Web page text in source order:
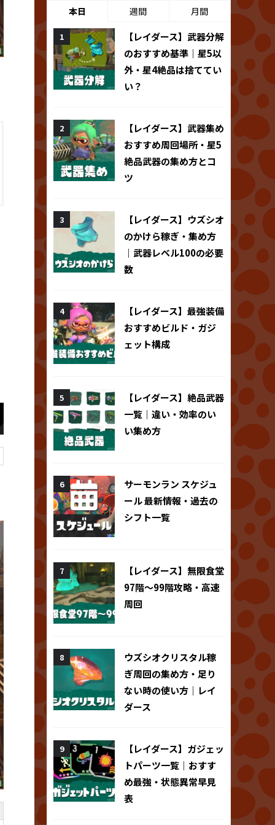
本日 週間 月間
【レイダース】武器分解
のおすすめ基準｜星5以
外・星4絶品は捨ててい
い？
【レイダース】武器集め
おすすめ周回場所・星5
絶品武器の集め方とコ
ツ
【レイダース】ウズシオ
のかけら稼ぎ・集め方
｜武器レベル100の必要
数
【レイダース】最強装備
おすすめビルド・ガジ
ェット構成
【レイダース】絶品武器
一覧｜違い・効率のい
い集め方
サーモンラン スケジュ
ール 最新情報・過去の
シフト一覧
【レイダース】無限食堂
97階～99階攻略・高速
周回
ウズシオクリスタル稼
ぎ周回の集め方・足り
ない時の使い方｜レイ
ダース
【レイダース】ガジェッ
トパーツ一覧｜おすす
め最強・状態異常早見
表